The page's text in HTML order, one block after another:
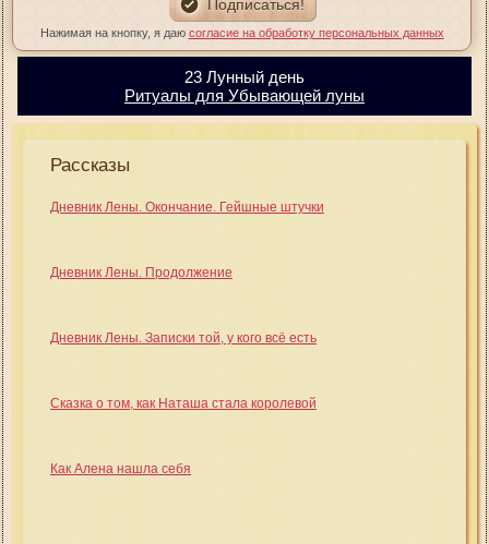
Нажимая на кнопку, я даю согласие на обработку персональных данных
23 Лунный день
Ритуалы для Убывающей луны
Рассказы
Дневник Лены. Окончание. Гейшные штучки
Дневник Лены. Продолжение
Дневник Лены. Записки той, у кого всё есть
Сказка о том, как Наташа стала королевой
Как Алена нашла себя